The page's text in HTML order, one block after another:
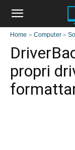
Home » Computer»
propri